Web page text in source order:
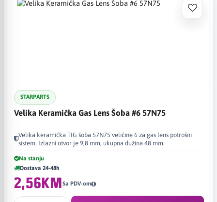
STARPARTS
Velika Keramička Gas Lens Šoba #6 57N75
Velika keramička TIG šoba 57N75 veličine 6 za gas lens potrošni
sistem. Izlazni otvor je 9,8 mm, ukupna dužina 48 mm.
Na stanju
Dostava 24-48h
2,56KMSa PDV-om